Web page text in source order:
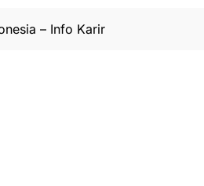
– Info Karir